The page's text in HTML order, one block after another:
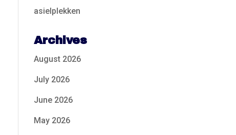
asielplekken
Archives
August 2026
July 2026
June 2026
May 2026